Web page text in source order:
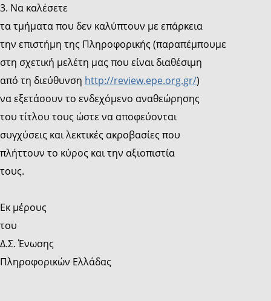
3. Να καλέσετε
τα τμήματα που δεν καλύπτουν με επάρκεια
την επιστήμη της Πληροφορικής (παραπέμπουμε
στη σχετική μελέτη μας που είναι διαθέσιμη
από τη διεύθυνση http://review.epe.org.gr/)
να εξετάσουν το ενδεχόμενο αναθεώρησης
του τίτλου τους ώστε να αποφεύονται
συγχύσεις και λεκτικές ακροβασίες που
πλήττουν το κύρος και την αξιοπιστία
τους.
Εκ μέρους
του
Δ.Σ. Ένωσης
Πληροφορικών Ελλάδας